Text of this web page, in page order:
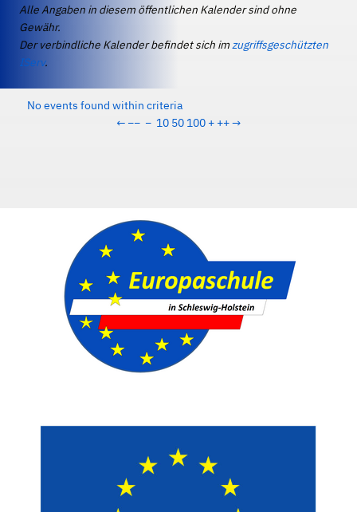
Alle Angaben in diesem öffentlichen Kalender sind ohne
Gewähr.
Der verbindliche Kalender befindet sich imzugriffsgeschützten
IServ.
No events found within criteria
← −− − 10 50 100 + ++→